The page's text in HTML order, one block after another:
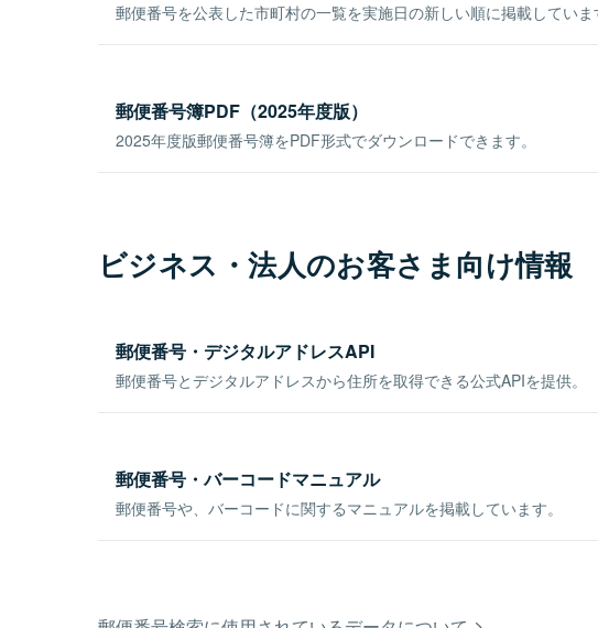
郵便番号を公表した市町村の一覧を実施日の新しい順に掲載していま
郵便番号簿PDF（2025年度版）
2025年度版郵便番号簿をPDF形式でダウンロードできます。
ビジネス・法人のお客さま向け情報
郵便番号・デジタルアドレスAPI
郵便番号とデジタルアドレスから住所を取得できる公式APIを提供。
郵便番号・バーコードマニュアル
郵便番号や、バーコードに関するマニュアルを掲載しています。